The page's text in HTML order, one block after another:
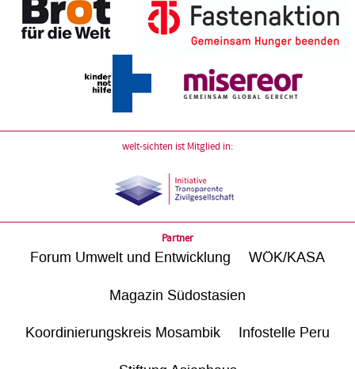
welt-sichten ist Mitglied in:
Partner
Forum Umwelt und Entwicklung WÖK/KASA
Magazin Südostasien
Koordinierungskreis Mosambik Infostelle Peru